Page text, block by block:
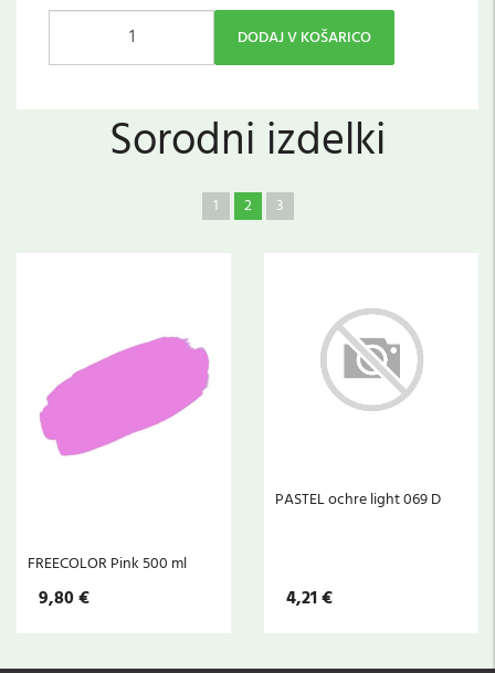
DODAJ V KOŠARICO
Sorodni izdelki
1 2 3
FREECOLOR Pink 500 ml
9,80 €
PASTEL ochre light 069 D
4,21 €